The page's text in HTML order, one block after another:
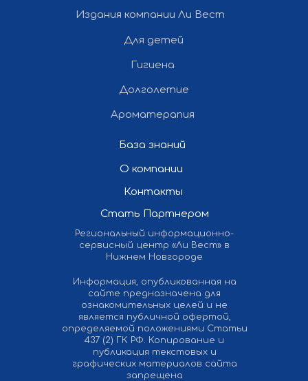
База знаний
О компании
Контакты
Стать Партнером
Региональный информационно-
сервисный центр «Ли Вест» в
Нижнем Новгороде
Информация, опубликованная на
сайте предназначена для
ознакомительных целей и не
является публичной офертой,
определяемой положениями Статьи
437 (2) ГК РФ. Копирование и
публикация текстовых и
графических материалов сайта
запрещена
Издания компании Ли Вест
Для детей
Гигиена
Долголетие
Ароматерапия